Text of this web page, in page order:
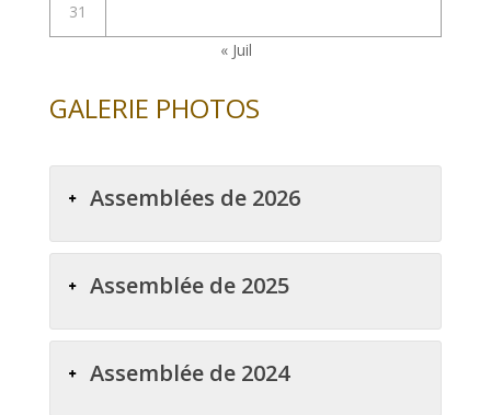
31
« Juil
GALERIE PHOTOS
Assemblées de 2026
Assemblée de 2025
Assemblée de 2024